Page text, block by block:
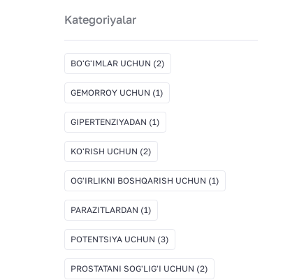
Kategoriyalar
BO'G'IMLAR UCHUN (2)
GEMORROY UCHUN (1)
GIPERTENZIYADAN (1)
KO'RISH UCHUN (2)
OG'IRLIKNI BOSHQARISH UCHUN (1)
PARAZITLARDAN (1)
POTENTSIYA UCHUN (3)
PROSTATANI SOG'LIG'I UCHUN (2)